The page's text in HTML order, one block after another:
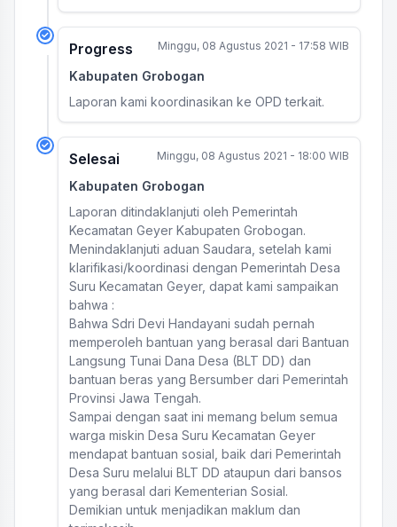
Progress Minggu, 08 Agustus 2021 - 17:58 WIB
Kabupaten Grobogan
Laporan kami koordinasikan ke OPD terkait.
Selesai Minggu, 08 Agustus 2021 - 18:00 WIB
Kabupaten Grobogan
Laporan ditindaklanjuti oleh Pemerintah
Kecamatan Geyer Kabupaten Grobogan.
Menindaklanjuti aduan Saudara, setelah kami
klarifikasi/koordinasi dengan Pemerintah Desa
Suru Kecamatan Geyer, dapat kami sampaikan
bahwa :
Bahwa Sdri Devi Handayani sudah pernah
memperoleh bantuan yang berasal dari Bantuan
Langsung Tunai Dana Desa (BLT DD) dan
bantuan beras yang Bersumber dari Pemerintah
Provinsi Jawa Tengah.
Sampai dengan saat ini memang belum semua
warga miskin Desa Suru Kecamatan Geyer
mendapat bantuan sosial, baik dari Pemerintah
Desa Suru melalui BLT DD ataupun dari bansos
yang berasal dari Kementerian Sosial.
Demikian untuk menjadikan maklum dan